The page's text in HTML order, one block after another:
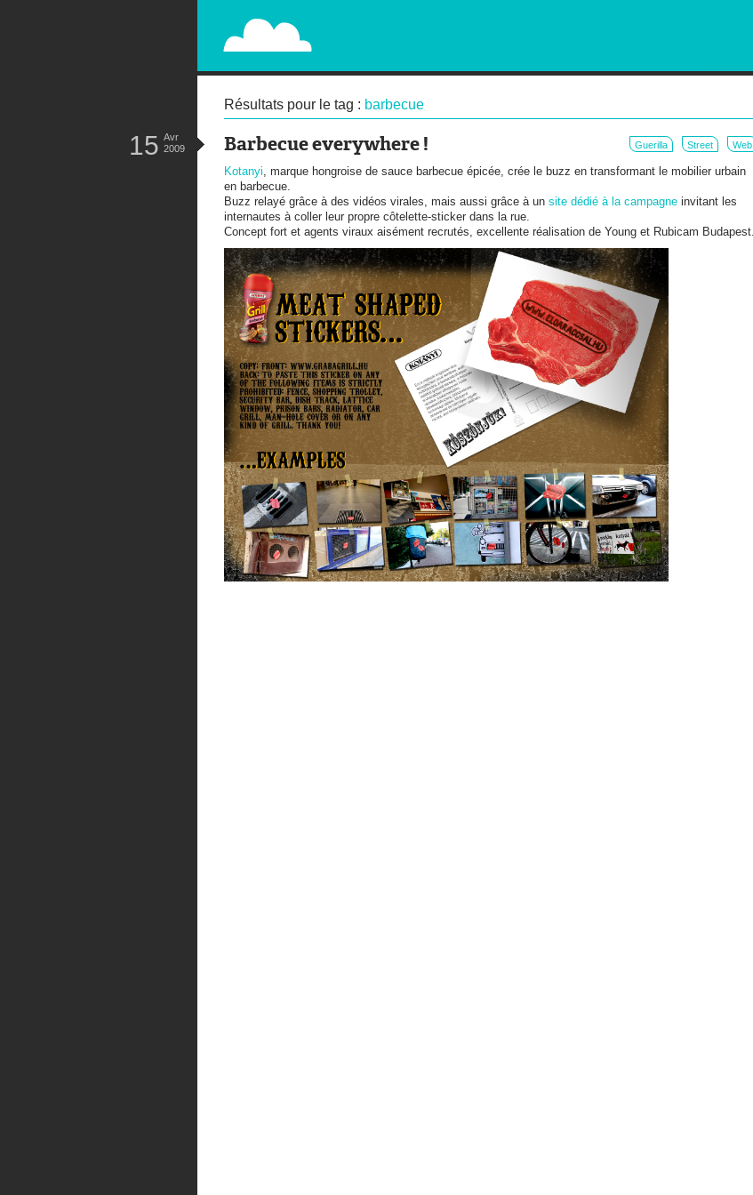
PAPERPLANE
STREET, AMBIENT, GUÉRILLA MARKETING AND OUT OF HOME
Résultats pour le tag : barbecue
Barbecue everywhere ! Guerilla Street Web
15 Avr
2009
Kotanyi , marque hongroise de sauce barbecue épicée, crée le buzz en transformant le mobilier urbain
en barbecue.
Buzz relayé grâce à des vidéos virales, mais aussi grâce à un site dédié à la campagne invitant les
internautes à coller leur propre côtelette-sticker dans la rue.
Concept fort et agents viraux aisément recrutés, excellente réalisation de Young et Rubicam Budapest.